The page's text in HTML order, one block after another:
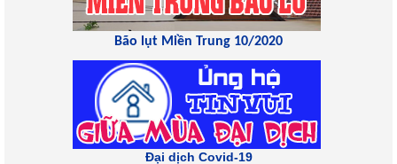
Bão lụt Miền Trung 10/2020
Đại dịch Covid-19